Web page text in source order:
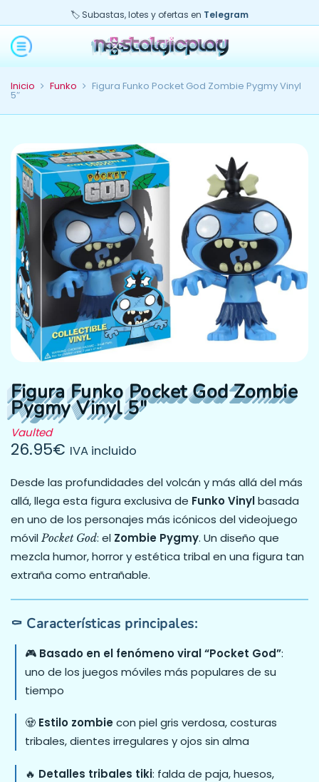
🏷️ Subastas, lotes y ofertas en Telegram
Inicio Funko Figura Funko Pocket God Zombie Pygmy Vinyl
5″
Figura Funko Pocket God Zombie
Pygmy Vinyl 5″
Vaulted
26.95€ IVA incluido
Desde las profundidades del volcán y más allá del más
allá, llega esta figura exclusiva de Funko Vinylbasada
en uno de los personajes más icónicos del videojuego
móvil Pocket God: el Zombie Pygmy. Un diseño que
mezcla humor, horror y estética tribal en una figura tan
extraña como entrañable.
⚰️ Características principales:
🎮 Basado en el fenómeno viral “Pocket God”:
uno de los juegos móviles más populares de su
tiempo
🧟 Estilo zombie con piel gris verdosa, costuras
tribales, dientes irregulares y ojos sin alma
🔥 Detalles tribales tiki: falda de paja, huesos,